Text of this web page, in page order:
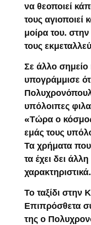
να θεοποιεί
τους αγιοποιεί
μοίρα του.
τους
Σε άλλο σημείο
υπογράμμισε
υπόλοιπες
«Τώρα ο
εμάς τους
Τα χρήματα
τα έχει δει
χαρακτηριστικά.
Το ταξίδι στην
Επιπρόσθετα
της ο